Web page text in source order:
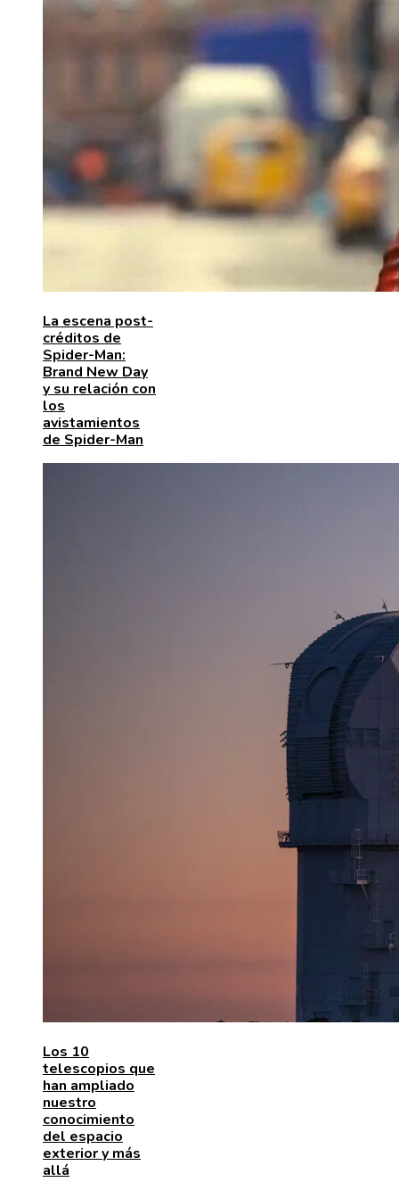
La escena post-
créditos de
Spider-Man:
Brand New Day
y su relación con
los
avistamientos
de Spider-Man
Los 10
telescopios que
han ampliado
nuestro
conocimiento
del espacio
exterior y más
allá